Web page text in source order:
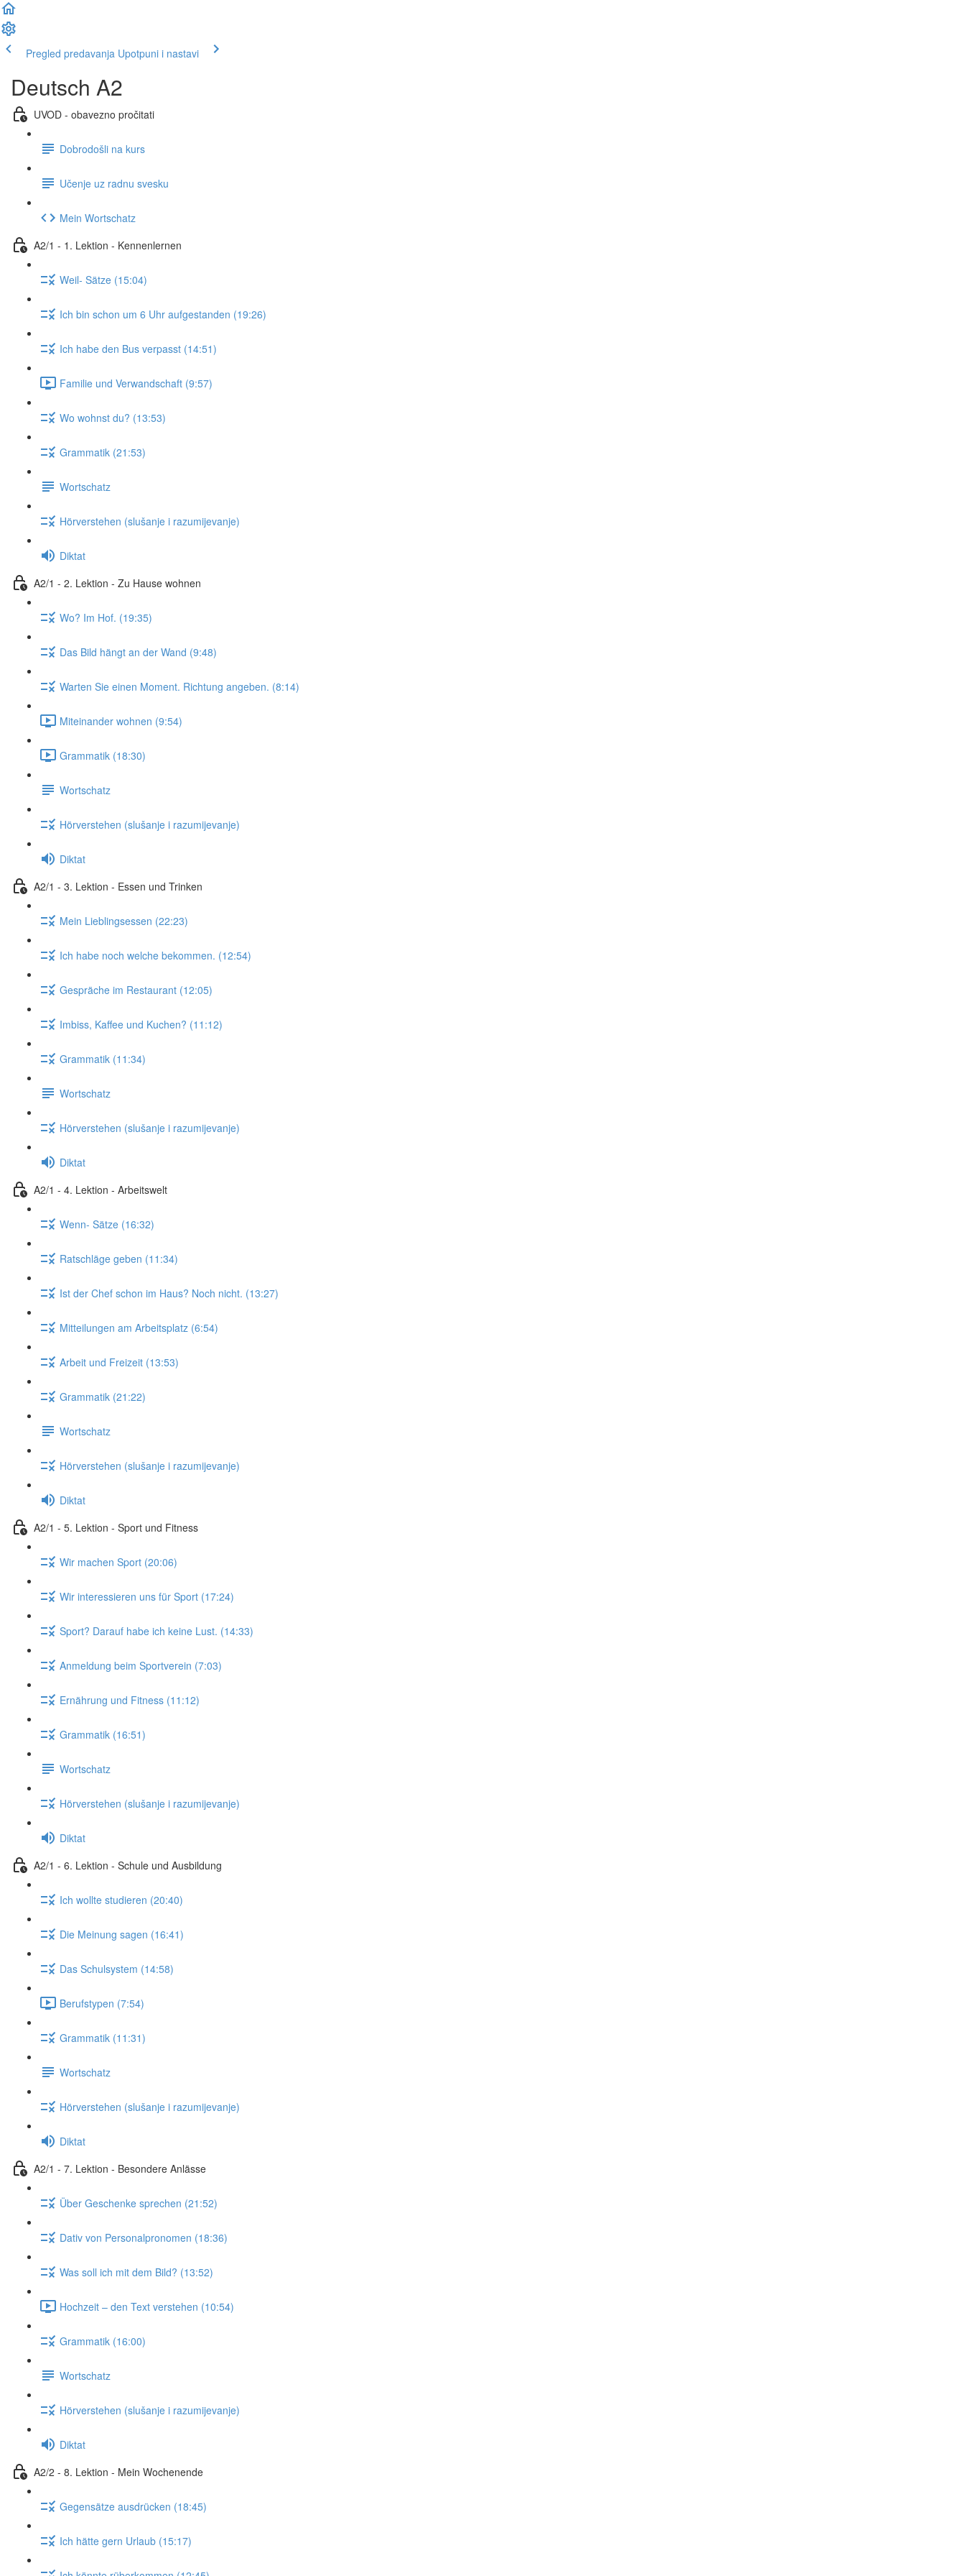
Pregled predavanja Upotpuni i nastavi
Deutsch A2
UVOD - obavezno pročitati
Dobrodošli na kurs
Učenje uz radnu svesku
Mein Wortschatz
A2/1 - 1. Lektion - Kennenlernen
Weil- Sätze (15:04)
Ich bin schon um 6 Uhr aufgestanden (19:26)
Ich habe den Bus verpasst (14:51)
Familie und Verwandschaft (9:57)
Wo wohnst du? (13:53)
Grammatik (21:53)
Wortschatz
Hörverstehen (slušanje i razumijevanje)
Diktat
A2/1 - 2. Lektion - Zu Hause wohnen
Wo? Im Hof. (19:35)
Das Bild hängt an der Wand (9:48)
Warten Sie einen Moment. Richtung angeben. (8:14)
Miteinander wohnen (9:54)
Grammatik (18:30)
Wortschatz
Hörverstehen (slušanje i razumijevanje)
Diktat
A2/1 - 3. Lektion - Essen und Trinken
Mein Lieblingsessen (22:23)
Ich habe noch welche bekommen. (12:54)
Gespräche im Restaurant (12:05)
Imbiss, Kaffee und Kuchen? (11:12)
Grammatik (11:34)
Wortschatz
Hörverstehen (slušanje i razumijevanje)
Diktat
A2/1 - 4. Lektion - Arbeitswelt
Wenn- Sätze (16:32)
Ratschläge geben (11:34)
Ist der Chef schon im Haus? Noch nicht. (13:27)
Mitteilungen am Arbeitsplatz (6:54)
Arbeit und Freizeit (13:53)
Grammatik (21:22)
Wortschatz
Hörverstehen (slušanje i razumijevanje)
Diktat
A2/1 - 5. Lektion - Sport und Fitness
Wir machen Sport (20:06)
Wir interessieren uns für Sport (17:24)
Sport? Darauf habe ich keine Lust. (14:33)
Anmeldung beim Sportverein (7:03)
Ernährung und Fitness (11:12)
Grammatik (16:51)
Wortschatz
Hörverstehen (slušanje i razumijevanje)
Diktat
A2/1 - 6. Lektion - Schule und Ausbildung
Ich wollte studieren (20:40)
Die Meinung sagen (16:41)
Das Schulsystem (14:58)
Berufstypen (7:54)
Grammatik (11:31)
Wortschatz
Hörverstehen (slušanje i razumijevanje)
Diktat
A2/1 - 7. Lektion - Besondere Anlässe
Über Geschenke sprechen (21:52)
Dativ von Personalpronomen (18:36)
Was soll ich mit dem Bild? (13:52)
Hochzeit – den Text verstehen (10:54)
Grammatik (16:00)
Wortschatz
Hörverstehen (slušanje i razumijevanje)
Diktat
A2/2 - 8. Lektion - Mein Wochenende
Gegensätze ausdrücken (18:45)
Ich hätte gern Urlaub (15:17)